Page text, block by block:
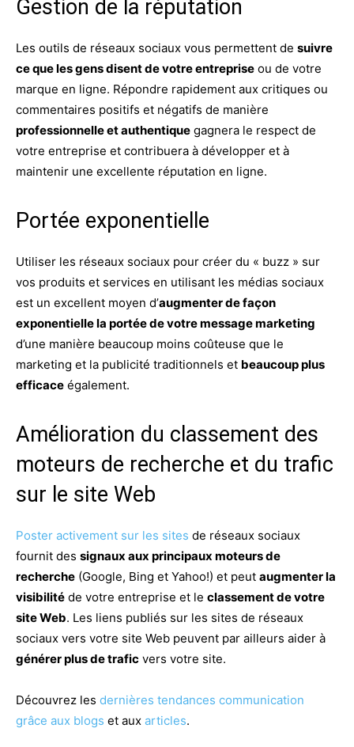
Gestion de la réputation
Les outils de réseaux sociaux vous permettent de suivre
ce que les gens disent de votre entreprise ou de votre
marque en ligne. Répondre rapidement aux critiques ou
commentaires positifs et négatifs de manière
professionnelle et authentique gagnera le respect de
votre entreprise et contribuera à développer et à
maintenir une excellente réputation en ligne.
Portée exponentielle
Utiliser les réseaux sociaux pour créer du « buzz » sur
vos produits et services en utilisant les médias sociaux
est un excellent moyen d’augmenter de façon
exponentielle la portée de votre message marketing
d’une manière beaucoup moins coûteuse que le
marketing et la publicité traditionnels et beaucoup plus
efficace également.
Amélioration du classement des
moteurs de recherche et du trafic
sur le site Web
Poster activement sur les sites de réseaux sociaux
fournit des signaux aux principaux moteurs de
recherche (Google, Bing et Yahoo!) et peut augmenter la
visibilité de votre entreprise et le classement de votre
site Web. Les liens publiés sur les sites de réseaux
sociaux vers votre site Web peuvent par ailleurs aider à
générer plus de trafic vers votre site.
Découvrez les dernières tendances communication
grâce aux blogs et aux articles.